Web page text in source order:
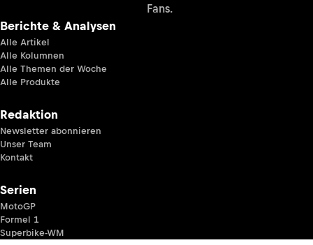
Fans.
Berichte & Analysen
Alle Artikel
Alle Kolumnen
Alle Themen der Woche
Alle Produkte
Redaktion
Newsletter abonnieren
Unser Team
Kontakt
Serien
MotoGP
Formel 1
Superbike-WM